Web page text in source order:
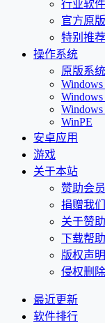
行业软件
官方原版
特别推荐
操作系统
原版系统
Windows
Windows
Windows
WinPE
安卓应用
游戏
关于本站
赞助会员
捐赠我们
关于赞助
下载帮助
版权声明
侵权删除
最近更新
软件排行